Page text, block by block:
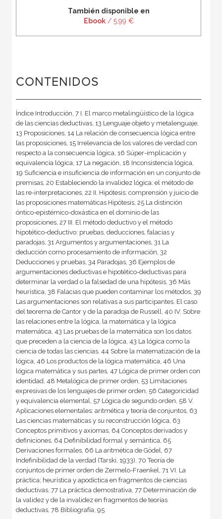
También disponible en
Ebook/ 5,99 €
CONTENIDOS
Índice Introducción, 7 I. El marco metalingüístico de la lógica
de las ciencias deductivas, 13 Lenguaje objeto y metalenguaje,
13 Proposiciones, 14 La relación de consecuencia lógica entre
las proposiciones, 15 Irrelevancia de los valores de verdad con
respecto a la consecuencia lógica, 16 Súper-implicación y
equivalencia lógica, 17 La negación, 18 Inconsistencia lógica,
19 Suficiencia e insuficiencia de información en un conjunto de
premisas, 20 Estableciendo la invalidez lógica: el método de
las re-interpretaciones, 22 II. Hipótesis; comprensión y juicio de
las proposiciones matemáticas Hipótesis, 25 La distinción
óntico-epistémico-doxástica en el dominio de las
proposiciones, 27 III. El método deductivo y el método
hipotético-deductivo: pruebas, deducciones, falacias y
paradojas, 31 Argumentos y argumentaciones, 31 La
deducción como procesamiento de información, 32
Deducciones y pruebas, 34 Paradojas, 36 Ejemplos de
argumentaciones deductivas e hipotético-deductivas para
determinar la verdad o la falsedad de una hipótesis, 36 Más
heurística, 38 Falacias que pueden contaminar los métodos, 39
Las argumentaciones son relativas a sus participantes. El caso
del teorema de Cantor y de la paradoja de Russell, 40 IV. Sobre
las relaciones entre la lógica, la matemática y la lógica
matemática, 43 Las pruebas de la matemática son los datos
que preceden a la ciencia de la lógica, 43 La lógica como la
ciencia de todas las ciencias, 44 Sobre la matematización de la
lógica, 46 Los productos de la lógica matemática, 46 Una
lógica matemática y sus partes, 47 Lógica de primer orden con
identidad, 48 Metalógica de primer orden, 53 Limitaciones
expresivas de los lenguajes de primer orden, 56 Categoricidad
y equivalencia elemental, 57 Lógica de segundo orden, 58 V.
Aplicaciones elementales: aritmética y teoría de conjuntos, 63
Las ciencias matemáticas y su reconstrucción lógica, 63
Conceptos primitivos y axiomas, 64 Conceptos derivados y
definiciones, 64 Definibilidad formal y semántica, 65
Derivaciones formales, 66 La aritmética de Gödel, 67
Indefinibilidad de la verdad (Tarski, 1933), 70 Teoría de
conjuntos de primer orden de Zermelo-Fraenkel, 71 VI. La
práctica; heurística y apodíctica en fragmentos de ciencias
deductivas, 77 La práctica demostrativa, 77 Determinación de
la validez y de la invalidez en fragmentos de teorías
deductivas, 78 Bibliografía, 95